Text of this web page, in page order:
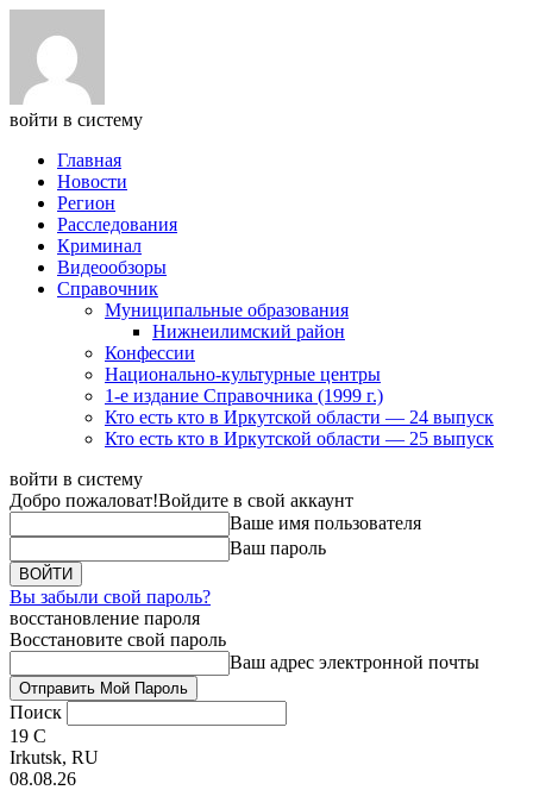
войти в систему
Главная
Новости
Регион
Расследования
Криминал
Видеообзоры
Справочник
Муниципальные образования
Нижнеилимский район
Конфессии
Национально-культурные центры
1-е издание Справочника (1999 г.)
Кто есть кто в Иркутской области — 24 выпуск
Кто есть кто в Иркутской области — 25 выпуск
войти в систему
Добро пожаловат!Войдите в свой аккаунт
Ваше имя пользователя
Ваш пароль
Вы забыли свой пароль?
восстановление пароля
Восстановите свой пароль
Ваш адрес электронной почты
Поиск
19 C
Irkutsk, RU
08.08.26